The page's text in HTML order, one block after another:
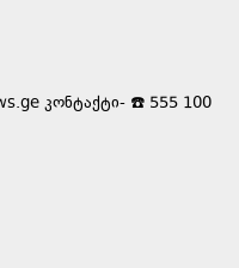
კონტაქტი- ☎️ 555 100